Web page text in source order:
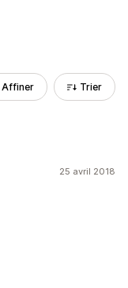
Affiner Trier
25 avril 2018